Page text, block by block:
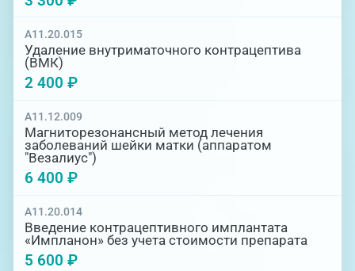
A11.20.015
Удаление внутриматочного контрацептива
(ВМК)
2 400 ₽
A11.12.009
Магниторезонансный метод лечения
заболеваний шейки матки (аппаратом
"Везалиус")
6 400 ₽
A11.20.014
Введение контрацептивного имплантата
«Импланон» без учета стоимости препарата
5 600 ₽